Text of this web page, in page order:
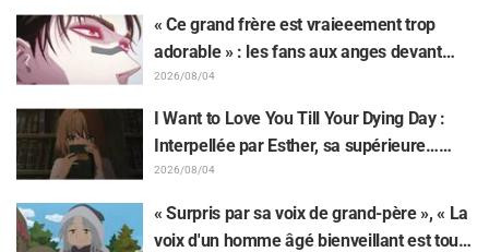
Pedal » : « Voilà ce qui se passe quand la
personne avec le style le plus différent
dessine ces personnages »
« Ce grand frère est vraieeement trop
adorable » : les fans aux anges devant
Choso se rapprochant de Yūji Itadori sur
l'illustration inédite de l'exposition de
l'anime « JUJUTSU KAISEN »
2026/08/04
I Want to Love You Till Your Dying Day :
Interpellée par Esther, sa supérieure…
Synopsis, visuels, bande-annonce WEB et
affiches de l'épisode 5 de l'anime dévoilés
2026/08/04
« Surpris par sa voix de grand-père », « La
voix d'un homme âgé bienveillant est tout